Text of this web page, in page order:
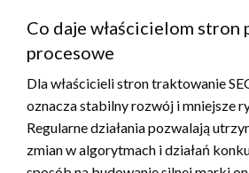
Co daje właścicielom stron
procesowe
Dla właścicieli stron traktowanie
oznacza stabilny rozwój i mniejsze
Regularne działania pozwalają
zmian w algorytmach i działań